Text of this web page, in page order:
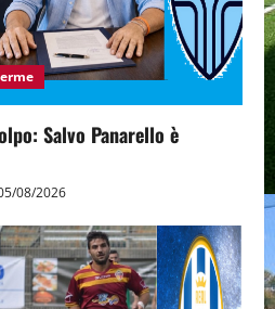
Salvo Panarello è
08/2026